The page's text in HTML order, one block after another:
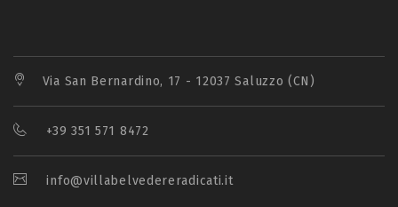
Via San Bernardino, 17 - 12037 Saluzzo (CN)
+39 351 571 8472
info@villabelvedereradicati.it